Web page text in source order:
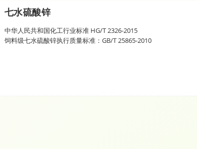
七水硫酸锌
中华人民共和国化工行业标准 HG/T 2326-2015
饲料级七水硫酸锌执行质量标准：GB/T 25865-2010